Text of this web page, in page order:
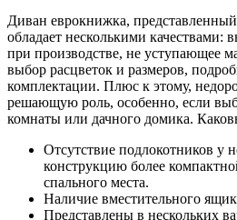
Диван еврокнижка,
обладает несколькими качествами:
при производстве, не уступающее
выбор расцветок и размеров,
комплектации. Плюс к этому,
решающую роль, особенно, если
комнаты или дачного домика.
Отсутствие подлокотников у
конструкцию более
спального места.
Наличие вместительного
Представлены в нескольких